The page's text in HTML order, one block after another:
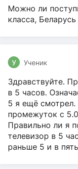
Можно ли
класса, Беларусь
У Ученик
Здравствуйте.
в 5 часов.
5 я ещё
промежуток с
Правильно ли я
телевизор в 5
раньше 5 и в